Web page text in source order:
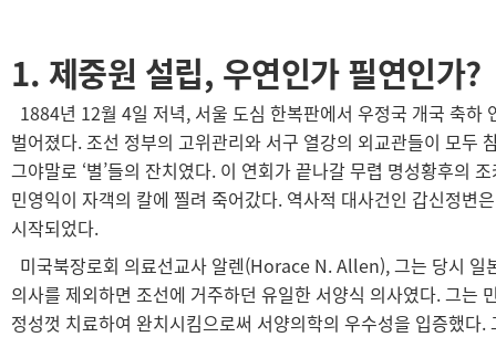
1. 제중원 설립, 우연인가 필연인가?
1884년 12월 4일 저녁, 서울 도심 한복판에서 우정국 개국 축하
벌어졌다. 조선 정부의 고위관리와 서구 열강의 외교관들이 모두
그야말로 ‘별’들의 잔치였다. 이 연회가 끝나갈 무렵 명성황후의
민영익이 자객의 칼에 찔려 죽어갔다. 역사적 대사건인 갑신정변
시작되었다.
미국북장로회 의료선교사 알렌(Horace N. Allen), 그는 당시 일
의사를 제외하면 조선에 거주하던 유일한 서양식 의사였다. 그는
정성껏 치료하여 완치시킴으로써 서양의학의 우수성을 입증했다.